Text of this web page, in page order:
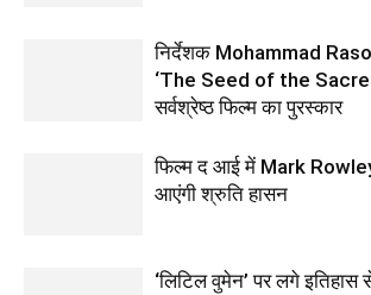
निर्देशक Mohammad
‘The Seed of the
सर्वश्रेष्ठ फिल्म का पुरस्कार
फिल्‍म द आई में Mark
आएंगी श्रुति हासन
‘लिटिल वुमेन’ पर लगे